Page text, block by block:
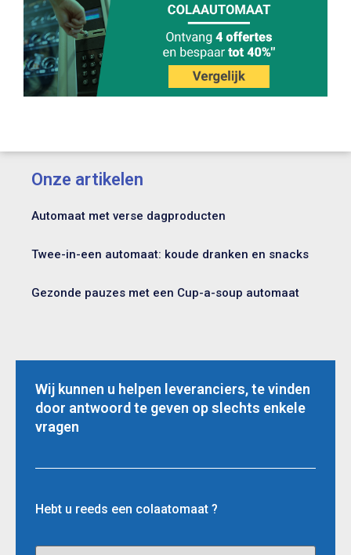
Onze artikelen
Automaat met verse dagproducten
Twee-in-een automaat: koude dranken en snacks
Gezonde pauzes met een Cup-a-soup automaat
Wij kunnen u helpen leveranciers, te vinden
door antwoord te geven op slechts enkele
vragen
Hebt u reeds een colaatomaat ?